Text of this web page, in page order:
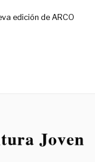
edición de ARCO